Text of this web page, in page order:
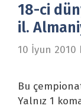
18-ci
il.
10 İyun 2010
Bu
Yalnız 1